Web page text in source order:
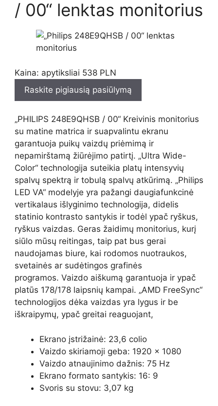
/ 00“ lenktas monitorius
Kaina: apytiksliai 538 PLN
Raskite pigiausią pasiūlymą
„PHILIPS 248E9QHSB / 00“ Kreivinis monitorius
su matine matrica ir suapvalintu ekranu
garantuoja puikų vaizdų priėmimą ir
nepamirštamą žiūrėjimo patirtį. „Ultra Wide-
Color“ technologija suteikia platų intensyvių
spalvų spektrą ir tobulą spalvų atkūrimą. „Philips
LED VA“ modelyje yra pažangi daugiafunkcinė
vertikalaus išlyginimo technologija, didelis
statinio kontrasto santykis ir todėl ypač ryškus,
ryškus vaizdas. Geras žaidimų monitorius, kurį
siūlo mūsų reitingas, taip pat bus gerai
naudojamas biure, kai rodomos nuotraukos,
svetainės ar sudėtingos grafinės
programos. Vaizdo aiškumą garantuoja ir ypač
platūs 178/178 laipsnių kampai. „AMD FreeSync“
technologijos dėka vaizdas yra lygus ir be
iškraipymų, ypač greitai reaguojant,
Ekrano įstrižainė: 23,6 colio
Vaizdo skiriamoji geba: 1920 × 1080
Vaizdo atnaujinimo dažnis: 75 Hz
Ekrano formato santykis: 16: 9
Svoris su stovu: 3,07 kg